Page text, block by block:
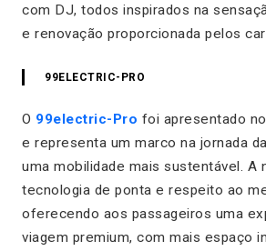
com DJ, todos inspirados na
e renovação proporcionada pelos
99ELECTRIC-PRO
O 99electric-Pro foi apresentado no
e representa um marco na jornada
uma mobilidade mais sustentável. A
tecnologia de ponta e respeito ao
oferecendo aos passageiros uma
viagem premium, com mais espaço